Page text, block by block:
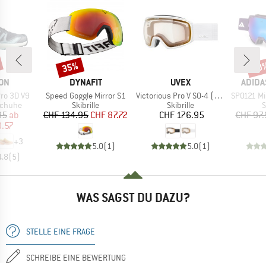
3D V9
Preis
ab
+3
(5)
MARKE
DYNAFIT
Artikel
Speed Goggle Mirror S1
Produktgruppe
Skibrille
Preis
CHF 134.95reduzierter Preis
CHF 87.72
5.0(1)
Rabatt
35%
MARKE
UVEX
Artikel
Victorious Pro V S0-4 (VLT 7-81%)
Produktgruppe
Skibrille
Preis
CHF 176.95
5.0(1)
Artikel
SP0121
CHF
WAS SAGST DU DAZU?
STELLE EINE FRAGE
SCHREIBE EINE BEWERTUNG